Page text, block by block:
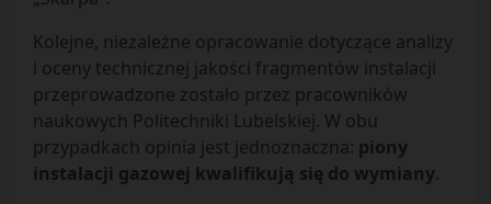
Kolejne, niezależne opracowanie dotyczące analizy
i oceny technicznej jakości fragmentów instalacji
przeprowadzone zostało przez pracowników
naukowych Politechniki Lubelskiej. W obu
przypadkach opinia jest jednoznaczna: piony
instalacji gazowej kwalifikują się do wymiany.